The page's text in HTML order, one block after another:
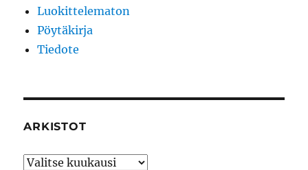
Luokittelematon
Pöytäkirja
Tiedote
ARKISTOT
Arkistot